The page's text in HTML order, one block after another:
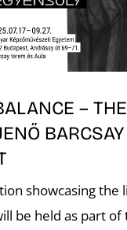
– THE
showcasing the
be held as part